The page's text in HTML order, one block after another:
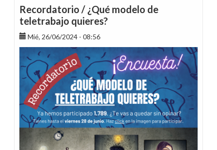
preguntas
sobre
LGTBI+
Recordatorio / ¿Qué modelo de
teletrabajo quieres?
Mié, 26/06/2024 - 08:56